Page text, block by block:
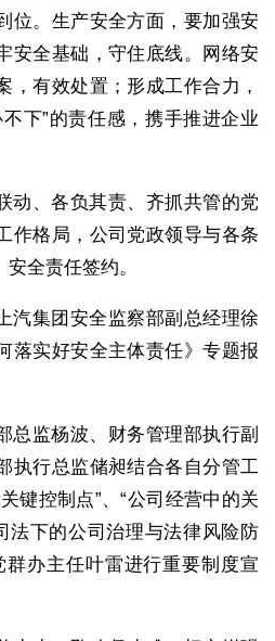
位。生产安全方面，要加强安
安全基础，守住底线。网络安
，有效处置；形成工作合力，
下”的责任感，携手推进企业
动、各负其责、齐抓共管的党
作格局，公司党政领导与各条
全责任签约。
汽集团安全监察部副总经理徐
落实好安全主体责任》专题报
总监杨波、财务管理部执行副
执行总监储昶结合各自分管工
键控制点”、“公司经营中的关
法下的公司治理与法律风险防
群办主任叶雷进行重要制度宣